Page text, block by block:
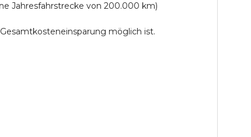
Jahresfahrstrecke von 200.000 km)
möglich ist.